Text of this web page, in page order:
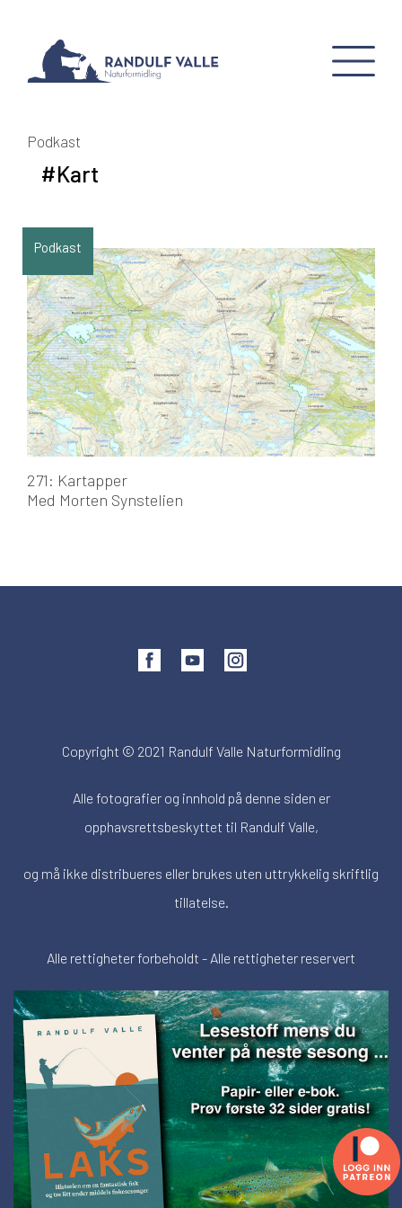
Podkast
#Kart
Podkast
271: Kartapper
Med Morten Synstelien
Copyright © 2021 Randulf Valle Naturformidling
Alle fotografier og innhold på denne siden er
opphavsrettsbeskyttet til Randulf Valle,
og må ikke distribueres eller brukes uten uttrykkelig skriftlig
tillatelse.
Alle rettigheter forbeholdt - Alle rettigheter reservert